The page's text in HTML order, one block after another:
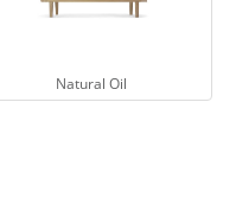
Natural Oil
Natural Oil